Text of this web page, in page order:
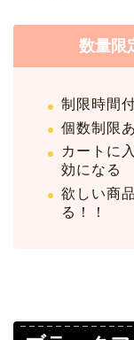
数量限
制限時間
個数制限
カートに
効になる
欲しい商
る！！